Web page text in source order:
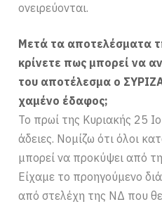
ονειρεύονται.
Μετά τα αποτελέσματα
κρίνετε πως μπορεί να
του αποτέλεσμα ο
χαμένο έδαφος;
Το πρωί της Κυριακής 25
άδειες. Νομίζω ότι όλοι
μπορεί να προκύψει από
Είχαμε το προηγούμενο
από στελέχη της ΝΔ που